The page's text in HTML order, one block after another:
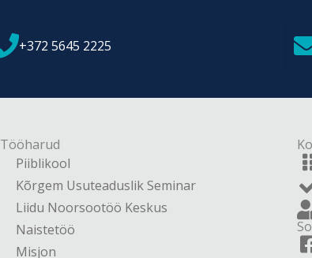
+372 5645 2225
Tööharud
Piiblikool
Kõrgem Usuteaduslik Seminar
Liidu Noorsootöö Keskus
Naistetöö
Misjon